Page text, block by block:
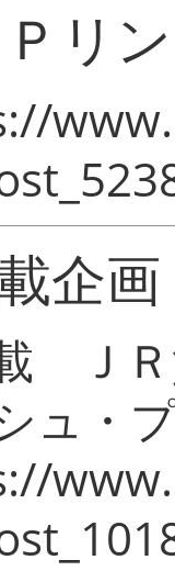
リ
企画
Ｊ
ュ・